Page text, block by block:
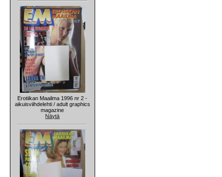
Erotiikan Maailma 1996 nr 2 -
aikuisviihdelehti / adult graphics
magazine
Näytä